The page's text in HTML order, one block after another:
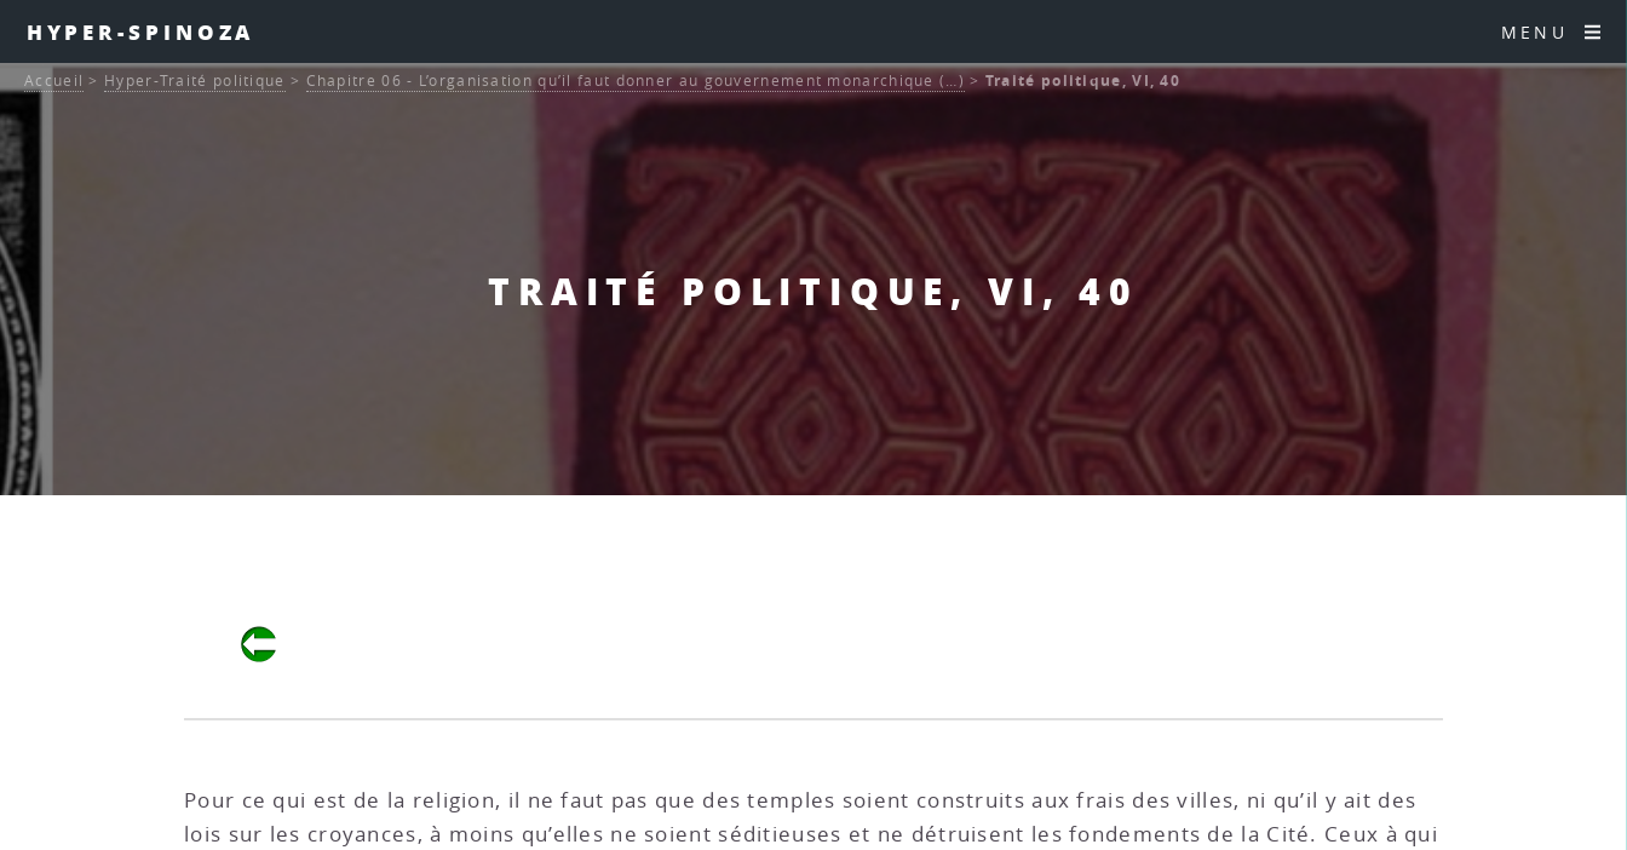
HYPER-SPINOZA MENU
TRAITÉ POLITIQUE, VI, 40
Accueil > Hyper-Traité politique > Chapitre 06 - L’organisation qu’il faut donner au gouvernement monarchique (…) > Traité politique, VI, 40
Pour ce qui est de la religion, il ne faut pas que des temples soient construits aux frais des villes, ni qu’il y ait des
lois sur les croyances, à moins qu’elles ne soient séditieuses et ne détruisent les fondements de la Cité. Ceux à qui